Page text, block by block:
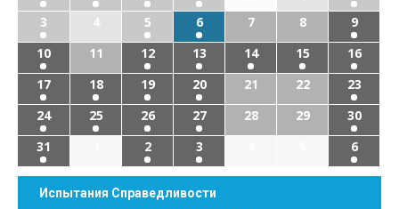
3
4 5 6 7 8
9
10
11 12 13 14 15
16
17
18 19 20 21 22
23
24
25 26 27 28 29
30
31
2 3 6
Испытания Справедливости